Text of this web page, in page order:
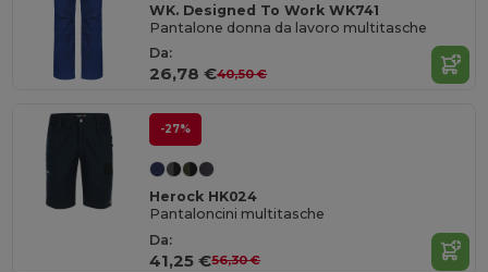
WK. Designed To Work WK741
Pantalone donna da lavoro multitasche
Da:
26,78 €40,50 €
-27%
Herock HK024
Pantaloncini multitasche
Da:
41,25 €56,30 €